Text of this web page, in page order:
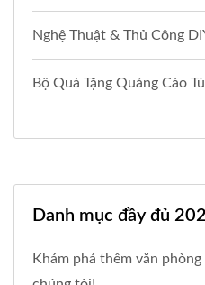
Nghệ Thuật & Thủ Công
Bộ Quà Tặng Quảng Cáo
Danh mục đầy đủ
Khám phá thêm văn